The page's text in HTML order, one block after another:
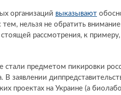
организаций выказывают
нельзя не обратить
рассмотрения, к примеру,
предметом пикировки
В заявлении
проектах на Украине (а